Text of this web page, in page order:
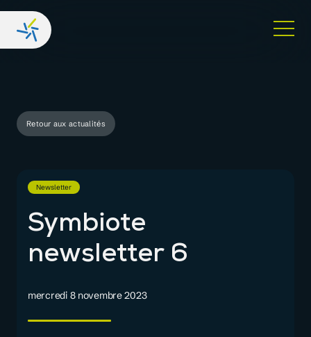
Retour aux actualités
Newsletter
Symbiote
newsletter 6
mercredi 8 novembre 2023